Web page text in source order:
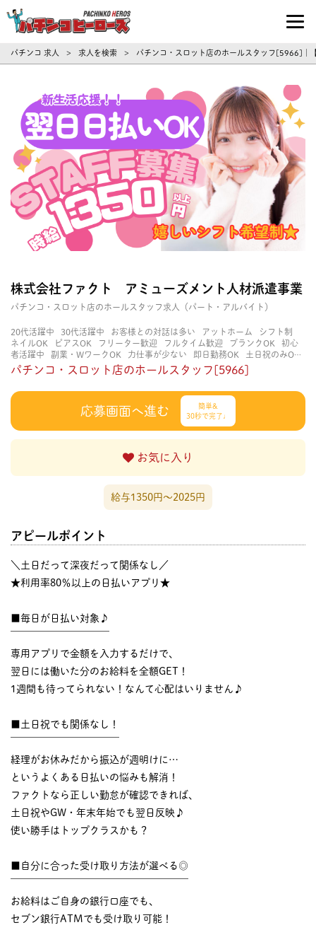
パチンコ求人・転職ならパチンコヒーロ
パチンコ 求人 > 求人を検索 > パチンコ・スロット店のホールスタッフ[5966]
株式会社ファクト アミューズメント人材派遣事業
パチンコ・スロット店のホールスタッフ求人（パート・アルバイト）
20代活躍中 30代活躍中 お客様との対話は多い アットホーム
シフト制
ネイルOK
ピアスOK フリーター歓迎 フルタイム歓迎 ブランクOK
初心
者活躍中
副業・WワークOK 力仕事が少ない 即日勤務OK
土日祝のみOK
学歴不問
服装自由 未経験・初心者OK 決められた時間できっちり
経験不要
立ち仕事 経験者・有資格者歓迎 自分の都合に合わせやすい
自由
パチンコ・スロット店のホールスタッフ[5966]
応募画面へ進む
簡単&
30秒で完了♩
お気に入り
給与1350円〜2025円
アピールポイント
＼土日だって深夜だって関係なし／
★利用率80％以上の日払いアプリ★
■毎日が日払い対象♪
専用アプリで金額を入力するだけで、
翌日には働いた分のお給料を全額GET！
1週間も待ってられない！なんて心配はいりません♪
■土日祝でも関係なし！
経理がお休みだから振込が週明けに…
というよくある日払いの悩みも解消！
ファクトなら正しい勤怠が確認できれば、
土日祝やGW・年末年始でも翌日反映♪
使い勝手はトップクラスかも？
■自分に合った受け取り方法が選べる◎
お給料はご自身の銀行口座でも、
セブン銀行ATMでも受け取り可能！